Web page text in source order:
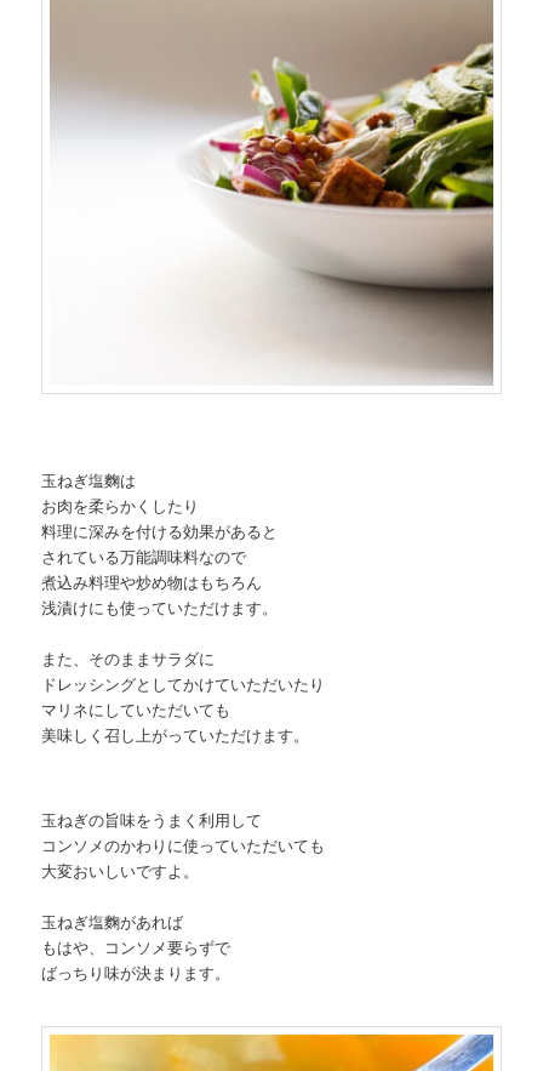
玉ねぎ塩麴は
お肉を柔らかくしたり
料理に深みを付ける効果があると
されている万能調味料なので
煮込み料理や炒め物はもちろん
浅漬けにも使っていただけます。
また、そのままサラダに
ドレッシングとしてかけていただいたり
マリネにしていただいても
美味しく召し上がっていただけます。
玉ねぎの旨味をうまく利用して
コンソメのかわりに使っていただいても
大変おいしいですよ。
玉ねぎ塩麴があれば
もはや、コンソメ要らずで
ばっちり味が決まります。